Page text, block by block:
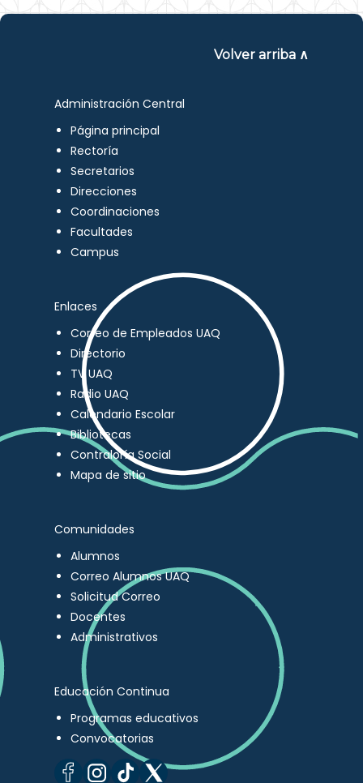
Volver arriba ∧
Administración Central
Página principal
Rectoría
Secretarios
Direcciones
Coordinaciones
Facultades
Campus
Enlaces
Correo de Empleados UAQ
Directorio
TV UAQ
Radio UAQ
Calendario Escolar
Bibliotecas
Contraloría Social
Mapa de sitio
Comunidades
Alumnos
Correo Alumnos UAQ
Solicitud Correo
Docentes
Administrativos
Educación Continua
Programas educativos
Convocatorias